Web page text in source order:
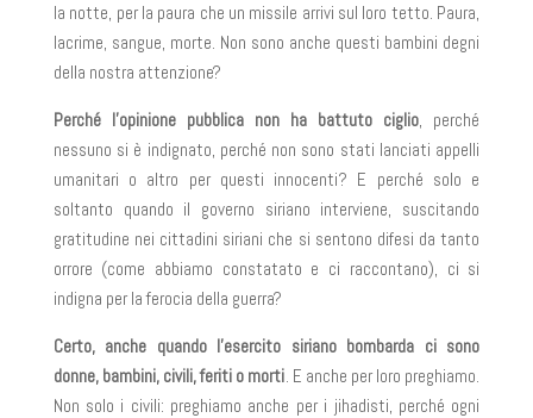
la notte, per la paura che un missile arrivi sul loro tetto. Paura,
lacrime, sangue, morte. Non sono anche questi bambini degni
della nostra attenzione?
Perché l’opinione pubblica non ha battuto ciglio, perché
nessuno si è indignato, perché non sono stati lanciati appelli
umanitari o altro per questi innocenti? E perché solo e
soltanto quando il governo siriano interviene, suscitando
gratitudine nei cittadini siriani che si sentono difesi da tanto
orrore (come abbiamo constatato e ci raccontano), ci si
indigna per la ferocia della guerra?
Certo, anche quando l’esercito siriano bombarda ci sono
donne, bambini, civili, feriti o morti. E anche per loro preghiamo.
Non solo i civili: preghiamo anche per i jihadisti, perché ogni